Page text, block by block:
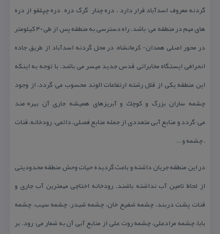
گردنه معروف اسدآباد قرار دارد . دره چنار – گرگ دره – دره چپلقو از دره
های مهم در منطقه می¬باشد. راه دسترسی به منطقه پس از طی ۴۰ كیلومتر
در محور اصلی همدان- كرمانشاه، در محل گردنه اسدآباد از طریق جاده
انحرافی ایستگاه مخابراتی قدس جدید میسر می باشد. با توجه به اینكه
این منطقه یكی از قلل رشته ارتفاعات الوند محسوب می¬گردد، از وجود
چشمه ساران بزرگ و كوچك و آبریزهای همیشه جاری آن بهره¬مند
می¬گردد و منابع آبی متعددی از جمله منابع فصلی، دائمی، رودخانه، قنات
، چشمه و …
در این منطقه جریان داشته و باعث گردیده حیات وحش منطقه محدودیتی
از لحاظ تامین آب نداشته باشند. رودخانه اختاچی مهمترین آب جاری و
قنات پشت دربند، چشمه شفیع خان، چشمه شبدر، چشمه سیب، چشمه
بابا، چشمه مرادعلی، چشمه روت علی از منابع آبی آن به شمار می¬رود. بر